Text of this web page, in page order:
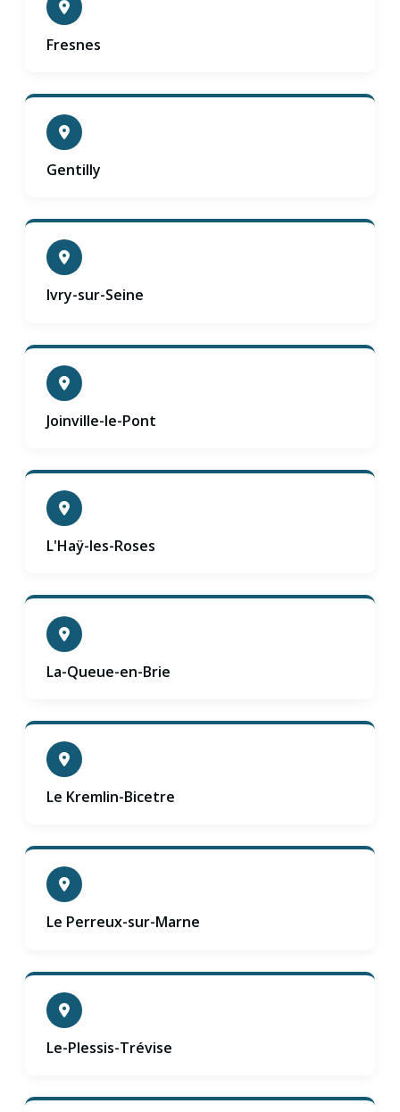
Fresnes
Gentilly
Ivry-sur-Seine
Joinville-le-Pont
L'Haÿ-les-Roses
La-Queue-en-Brie
Le Kremlin-Bicetre
Le Perreux-sur-Marne
Le-Plessis-Trévise